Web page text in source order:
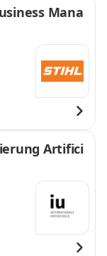
Mana
Artifici